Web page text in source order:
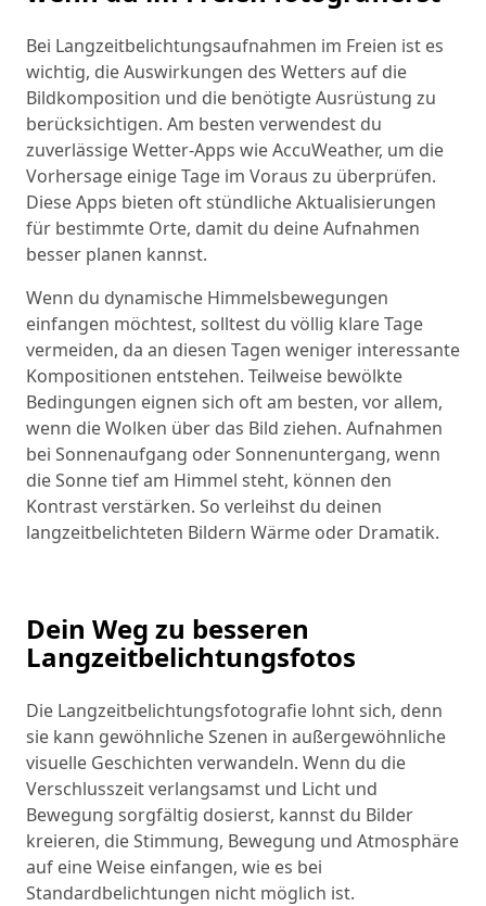
Bei Langzeitbelichtungsaufnahmen im Freien ist es
wichtig, die Auswirkungen des Wetters auf die
Bildkomposition und die benötigte Ausrüstung zu
berücksichtigen. Am besten verwendest du
zuverlässige Wetter-Apps wie AccuWeather, um die
Vorhersage einige Tage im Voraus zu überprüfen.
Diese Apps bieten oft stündliche Aktualisierungen
für bestimmte Orte, damit du deine Aufnahmen
besser planen kannst.
Wenn du dynamische Himmelsbewegungen
einfangen möchtest, solltest du völlig klare Tage
vermeiden, da an diesen Tagen weniger interessante
Kompositionen entstehen. Teilweise bewölkte
Bedingungen eignen sich oft am besten, vor allem,
wenn die Wolken über das Bild ziehen. Aufnahmen
bei Sonnenaufgang oder Sonnenuntergang, wenn
die Sonne tief am Himmel steht, können den
Kontrast verstärken. So verleihst du deinen
langzeitbelichteten Bildern Wärme oder Dramatik.
Dein Weg zu besseren
Langzeitbelichtungsfotos
Die Langzeitbelichtungsfotografie lohnt sich, denn
sie kann gewöhnliche Szenen in außergewöhnliche
visuelle Geschichten verwandeln. Wenn du die
Verschlusszeit verlangsamst und Licht und
Bewegung sorgfältig dosierst, kannst du Bilder
kreieren, die Stimmung, Bewegung und Atmosphäre
auf eine Weise einfangen, wie es bei
Standardbelichtungen nicht möglich ist.